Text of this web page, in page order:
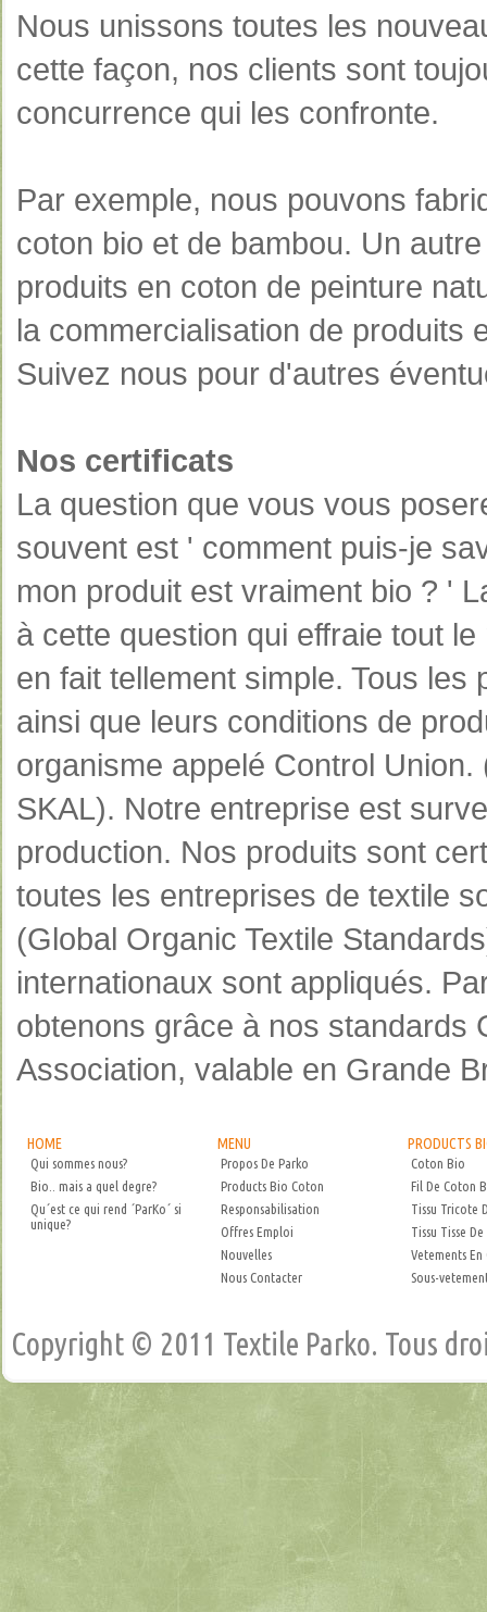
Nous unissons toutes les
cette façon, nos clients sont
concurrence qui les confronte.
Par exemple, nous pouvons
coton bio et de bambou. Un
produits en coton de peinture
la commercialisation de produits
Suivez nous pour d'autres
Nos certificats
La question que vous vous
souvent est ' comment puis-je
mon produit est vraiment bio ? '
à cette question qui effraie tout
en fait tellement simple. Tous les
ainsi que leurs conditions de
organisme appelé Control
SKAL). Notre entreprise est
production. Nos produits sont
toutes les entreprises de textile
(Global Organic Textile
internationaux sont appliqués.
obtenons grâce à nos standards
Association, valable en Grande
HOME
Qui sommes nous?
Bio.. mais a quel degre?
Qu´est ce qui rend ´ParKo´ si
unique?
MENU
Propos De Parko
Products Bio Coton
Responsabilisation
Offres Emploi
Nouvelles
Nous Contacter
PRODUCTS
Coton Bio
Fil De Coton
Tissu Tricote
Tissu Tisse
Vetements
Sous-
Copyright © 2011 Textile Parko. Tous